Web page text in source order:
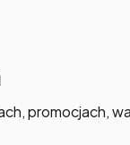
promocjach,